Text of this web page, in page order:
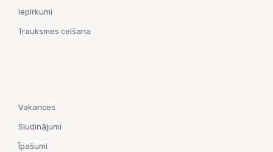
Iepirkumi
Trauksmes celšana
Vakances
Sludinājumi
Īpašumi